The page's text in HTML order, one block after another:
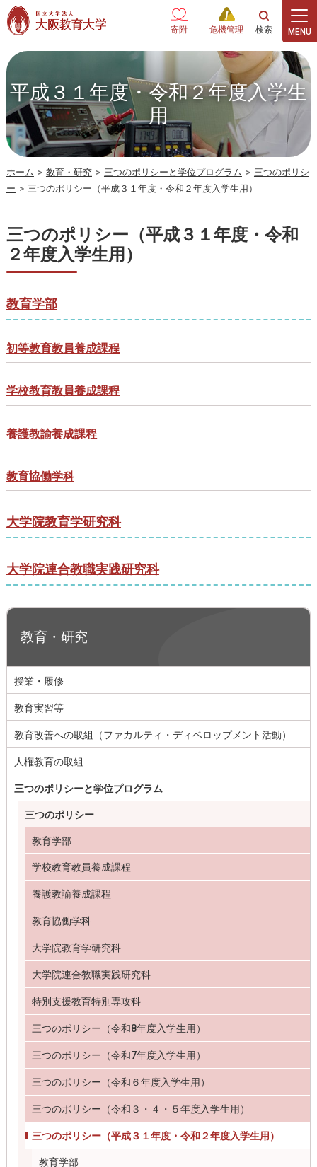
本文へ
寄附 危機管理
平成３１年度・令和２年度入学生
用
ホーム > 教育・研究 > 三つのポリシーと学位プログラム > 三つのポリシ
ー > 三つのポリシー（平成３１年度・令和２年度入学生用）
三つのポリシー（平成３１年度・令和
２年度入学生用）
教育学部
初等教育教員養成課程
学校教育教員養成課程
養護教諭養成課程
教育協働学科
大学院教育学研究科
大学院連合教職実践研究科
教育・研究
授業・履修
教育実習等
教育改善への取組（ファカルティ・ディベロップメント活動）
人権教育の取組
三つのポリシーと学位プログラム
三つのポリシー
教育学部
学校教育教員養成課程
養護教諭養成課程
教育協働学科
大学院教育学研究科
大学院連合教職実践研究科
特別支援教育特別専攻科
三つのポリシー（令和8年度入学生用）
三つのポリシー（令和7年度入学生用）
三つのポリシー（令和６年度入学生用）
三つのポリシー（令和３・４・５年度入学生用）
三つのポリシー（平成３１年度・令和２年度入学生用）
教育学部